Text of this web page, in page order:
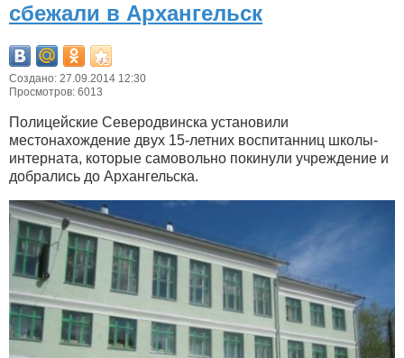
сбежали в Архангельск
Создано: 27.09.2014 12:30
Просмотров: 6013
Полицейские Северодвинска установили
местонахождение двух 15-летних воспитанниц школы-
интерната, которые самовольно покинули учреждение и
добрались до Архангельска.